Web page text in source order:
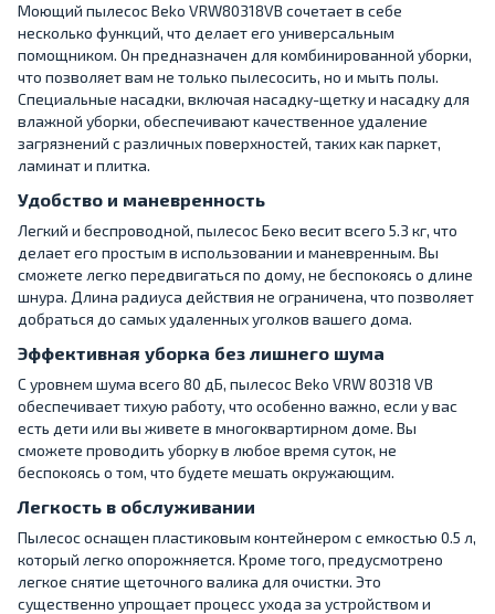
Моющий пылесос Beko VRW80318VB сочетает в себе
несколько функций, что делает его универсальным
помощником. Он предназначен для комбинированной уборки,
что позволяет вам не только пылесосить, но и мыть полы.
Специальные насадки, включая насадку-щетку и насадку для
влажной уборки, обеспечивают качественное удаление
загрязнений с различных поверхностей, таких как паркет,
ламинат и плитка.
Удобство и маневренность
Легкий и беспроводной, пылесос Беко весит всего 5.3 кг, что
делает его простым в использовании и маневренным. Вы
сможете легко передвигаться по дому, не беспокоясь о длине
шнура. Длина радиуса действия не ограничена, что позволяет
добраться до самых удаленных уголков вашего дома.
Эффективная уборка без лишнего шума
С уровнем шума всего 80 дБ, пылесос Beko VRW 80318 VB
обеспечивает тихую работу, что особенно важно, если у вас
есть дети или вы живете в многоквартирном доме. Вы
сможете проводить уборку в любое время суток, не
беспокоясь о том, что будете мешать окружающим.
Легкость в обслуживании
Пылесос оснащен пластиковым контейнером с емкостью 0.5 л,
который легко опорожняется. Кроме того, предусмотрено
легкое снятие щеточного валика для очистки. Это
существенно упрощает процесс ухода за устройством и